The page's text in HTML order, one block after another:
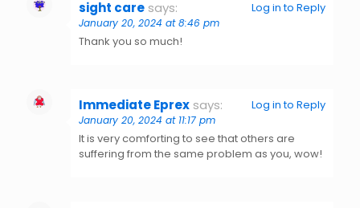
sight care says:
January 20, 2024 at 8:46 pm
Thank you so much!
Log in to Reply
Immediate Eprex says:
January 20, 2024 at 11:17 pm
It is very comforting to see that others are
suffering from the same problem as you, wow!
Log in to Reply